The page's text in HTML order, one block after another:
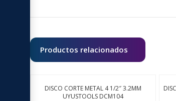
Productos relacionados
DISCO CORTE METAL 4 1/2″ 3.2MM
UYUSTOOLS DCM104